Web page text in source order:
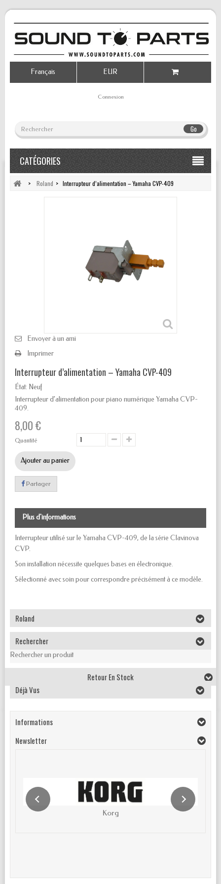
Go
Connexion
EUR
Français
CATÉGORIES
> Roland > Interrupteur d’alimentation – Yamaha CVP-409
Envoyer à un ami
Imprimer
Interrupteur d’alimentation – Yamaha CVP-409
État: Neuf
Interrupteur d’alimentation pour piano numérique Yamaha CVP-
409.
8,00 €
Quantité
Ajouter au panier
Partager
Plus d'informations
Interrupteur utilisé sur le Yamaha CVP-409, de la série Clavinova
CVP.
Son installation nécessite quelques bases en électronique.
Sélectionné avec soin pour correspondre précisément à ce modèle.
Roland
Rechercher
Rechercher un produit
Retour En Stock
Déjà Vus
Informations
Newsletter
Korg